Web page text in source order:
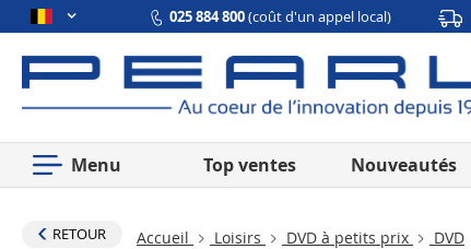
025 884 800(coût d'un appel local)
Menu Top ventes Nouveautés
RETOUR Accueil Loisirs DVD à petits prix DVD